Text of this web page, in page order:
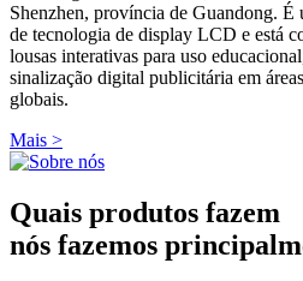
Shenzhen, província de Guandong. É
de tecnologia de display LCD e está
lousas interativas para uso
sinalização digital publicitária em
globais.
Mais >
Quais produtos fazem
nós fazemos